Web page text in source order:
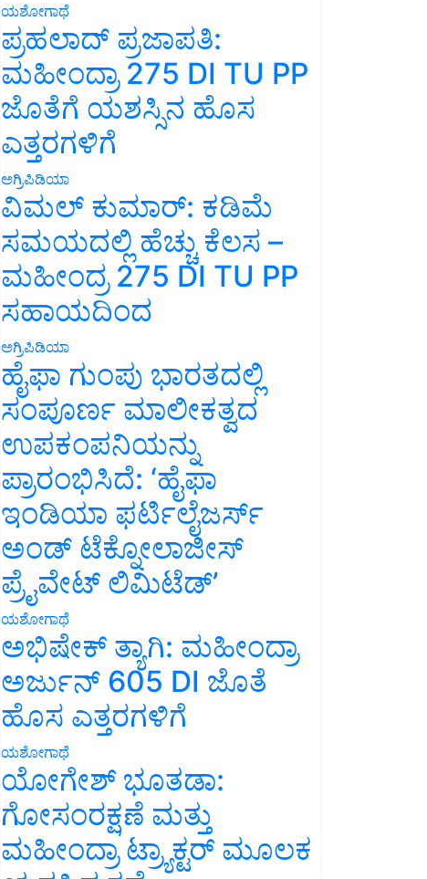
ಯಶೋಗಾಥೆ
ಪ್ರಹಲಾದ್ ಪ್ರಜಾಪತಿ:
ಮಹೀಂದ್ರಾ 275 DI TU PP
ಜೊತೆಗೆ ಯಶಸ್ಸಿನ ಹೊಸ
ಎತ್ತರಗಳಿಗೆ
ಅಗ್ರಿಪಿಡಿಯಾ
ವಿಮಲ್ ಕುಮಾರ್: ಕಡಿಮೆ
ಸಮಯದಲ್ಲಿ ಹೆಚ್ಚು ಕೆಲಸ –
ಮಹೀಂದ್ರ 275 DI TU PP
ಸಹಾಯದಿಂದ
ಅಗ್ರಿಪಿಡಿಯಾ
ಹೈಫಾ ಗುಂಪು ಭಾರತದಲ್ಲಿ
ಸಂಪೂರ್ಣ ಮಾಲೀಕತ್ವದ
ಉಪಕಂಪನಿಯನ್ನು
ಪ್ರಾರಂಭಿಸಿದೆ: ‘ಹೈಫಾ
ಇಂಡಿಯಾ ಫರ್ಟಿಲೈಜರ್ಸ್
ಅಂಡ್ ಟೆಕ್ನೋಲಾಜೀಸ್
ಪ್ರೈವೇಟ್ ಲಿಮಿಟೆಡ್’
ಯಶೋಗಾಥೆ
ಅಭಿಷೇಕ್ ತ್ಯಾಗಿ: ಮಹೀಂದ್ರಾ
ಅರ್ಜುನ್ 605 DI ಜೊತೆ
ಹೊಸ ಎತ್ತರಗಳಿಗೆ
ಯಶೋಗಾಥೆ
ಯೋಗೇಶ್ ಭೂತಡಾ:
ಗೋಸಂರಕ್ಷಣೆ ಮತ್ತು
ಮಹೀಂದ್ರಾ ಟ್ರ್ಯಾಕ್ಟರ್ ಮೂಲಕ